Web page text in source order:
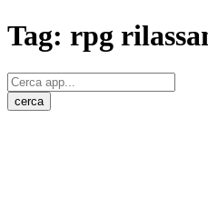
Tag: rpg